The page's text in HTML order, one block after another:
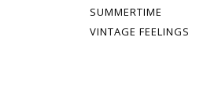
SUMMERTIME
VINTAGE FEELINGS